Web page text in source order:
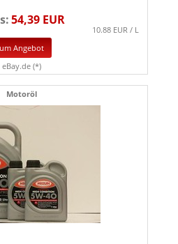
54,39 EUR
10.88 EUR / L
Angebot
eBay.de (*)
Motoröl